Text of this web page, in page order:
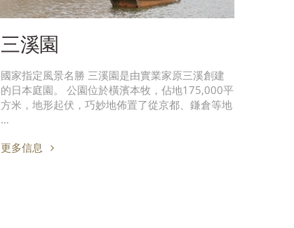
三溪園
國家指定風景名勝 三溪園是由實業家原三溪創建
的日本庭園。 公園位於橫濱本牧，佔地175,000平
方米，地形起伏，巧妙地佈置了從京都、鎌倉等地
…
更多信息